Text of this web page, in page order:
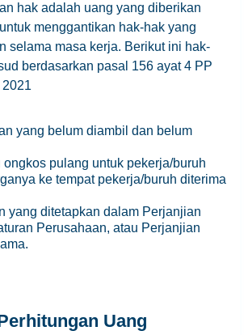
hak adalah uang yang diberikan
menggantikan hak-hak yang
selama masa kerja. Berikut ini hak-
berdasarkan pasal 156 ayat 4 PP
2021
yang belum diambil dan belum
ongkos pulang untuk pekerja/buruh
ke tempat pekerja/buruh diterima
yang ditetapkan dalam Perjanjian
Perusahaan, atau Perjanjian
Uang